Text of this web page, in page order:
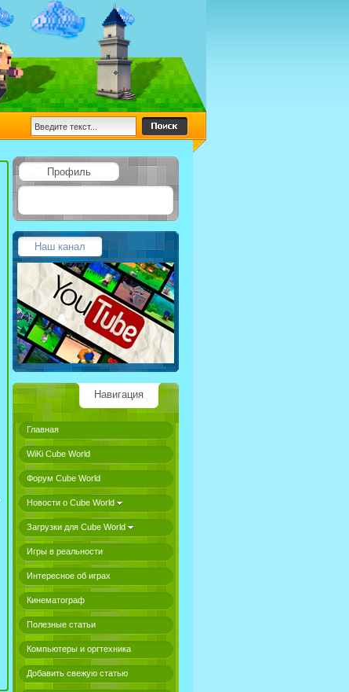
Профиль
Наш канал
Навигация
Главная
WiKi Cube World
Форум Cube World
Новости о Cube World
Загрузки для Cube World
Игры в реальности
Интересное об играх
Кинематограф
Полезные статьи
Компьютеры и оргтехника
Добавить свежую статью